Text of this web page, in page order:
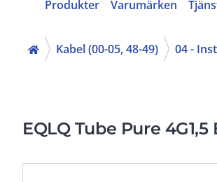
Produkter Varumärken
Kabel (00-05, 48-49) 04 -
EQLQ Tube Pure 4G1,5